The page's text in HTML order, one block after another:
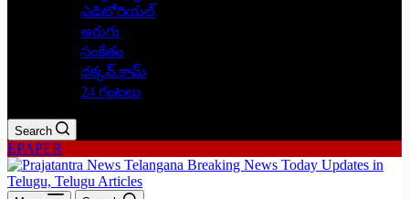
ఎడిటోరియల్
అరుగు
సంకేతం
దక్కన్.కామ్
24 గంటలు
Search
EPAPER